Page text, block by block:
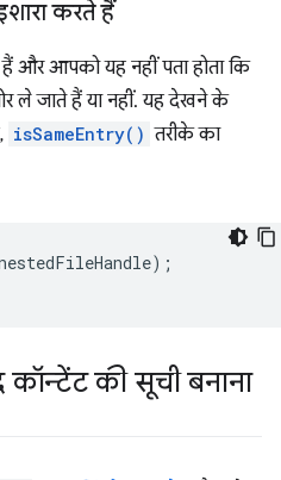
करते हैं
और आपको यह नहीं पता होता कि
ले जाते हैं या नहीं. यह देखने के
isSameEntry() तरीके का
);
की सूची बनाना